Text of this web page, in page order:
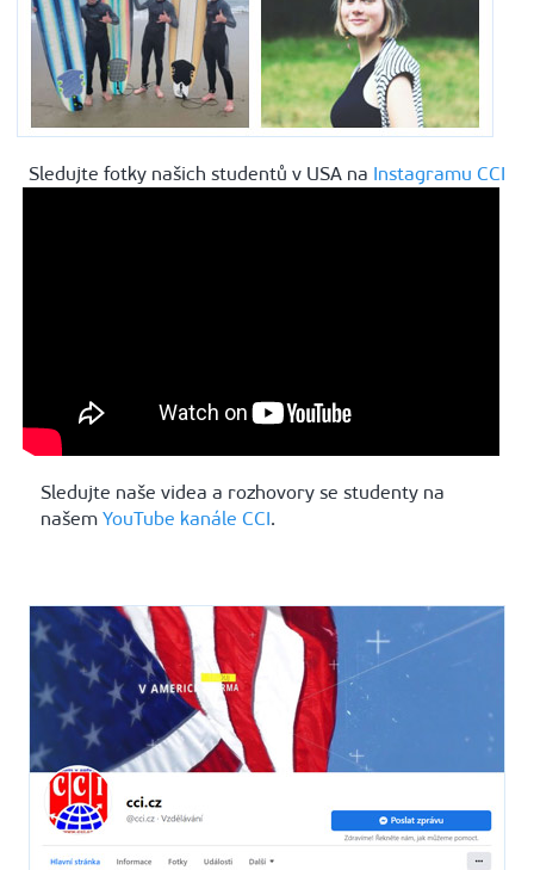
Sledujte fotky našich studentů v USA na Instagramu CCI
Sledujte naše videa a rozhovory se studenty na
našem YouTube kanále CCI.